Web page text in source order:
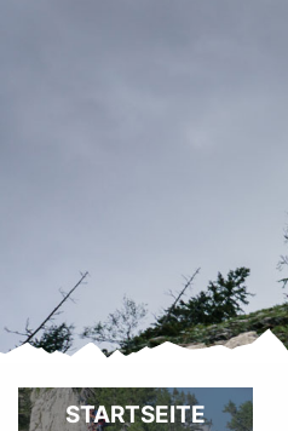
STARTSEITE